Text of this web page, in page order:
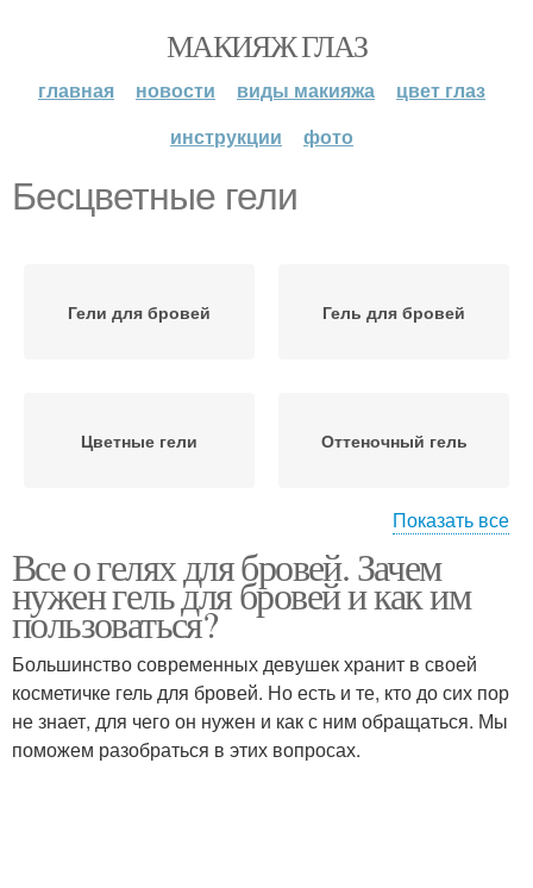
МАКИЯЖ ГЛАЗ
главная новости виды макияжа
цвет глаз
инструкции
фото
Бесцветные гели
Гели для бровей Гель для бровей
Цветные гели Оттеночный гель
Прозрачный гель Кремовый гель
Прозрачные гели Оттеночные гели
Показать все
Все о гелях для бровей. Зачем
нужен гель для бровей и как им
пользоваться?
Большинство современных девушек хранит в своей
косметичке гель для бровей. Но есть и те, кто до сих пор
не знает, для чего он нужен и как с ним обращаться. Мы
поможем разобраться в этих вопросах.